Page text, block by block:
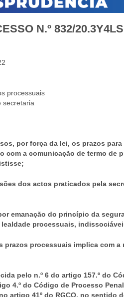
N.º 832/
processuais
secretaria
por força da lei, os prazos
com a comunicação de termo de
dos actos praticados pela
emanação do princípio da
processuais,
prazos processuais implica com
pelo n.º 6 do artigo 157.º do
4.º do Código de Processo
artigo 41º do RGCO, no sentido